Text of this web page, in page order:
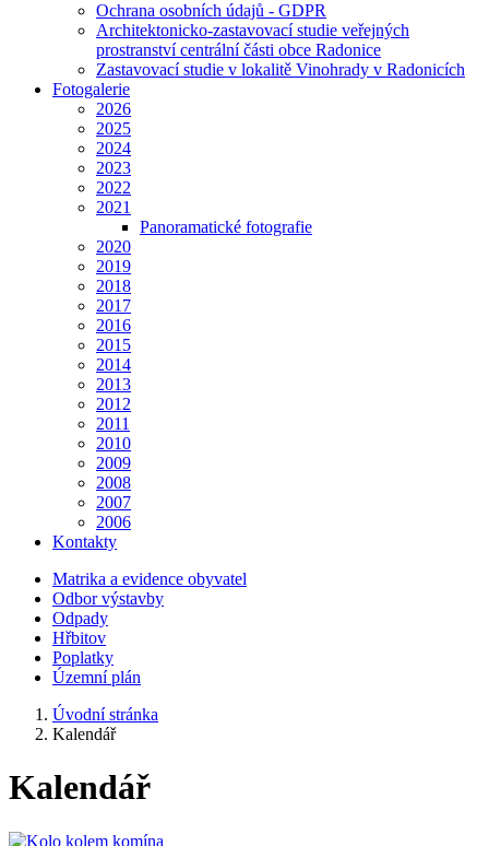
Ochrana osobních údajů - GDPR
Architektonicko-zastavovací studie veřejných
prostranství centrální části obce Radonice
Zastavovací studie v lokalitě Vinohrady v Radonicích
Fotogalerie
2026
2025
2024
2023
2022
2021
Panoramatické fotografie
2020
2019
2018
2017
2016
2015
2014
2013
2012
2011
2010
2009
2008
2007
2006
Kontakty
Matrika a evidence obyvatel
Odbor výstavby
Odpady
Hřbitov
Poplatky
Územní plán
Úvodní stránka
Kalendář
Kalendář